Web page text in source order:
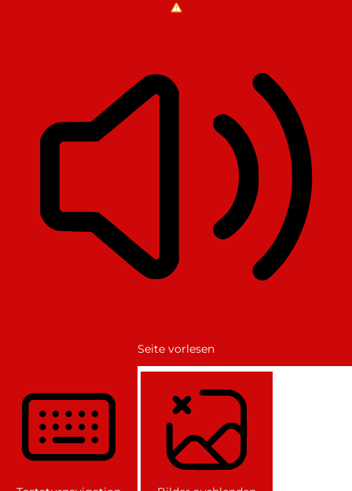
Seite vorlesen